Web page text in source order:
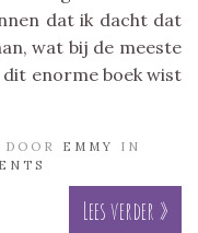
dat ik dacht dat
wat bij de meeste
dit enorme boek wist
EMMY
IN
Lees verder »